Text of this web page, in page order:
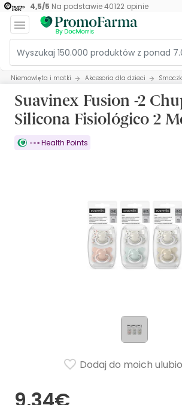
4,5/5 Na podstawie40122opinie
Niemowlęta i matki Akcesoria dla dzieci
Suavinex Fusion -2
Silicona Fisiológico 2
Health Points
Dodaj do moich